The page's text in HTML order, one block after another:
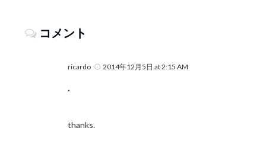
コメント
ricardo 2014年12月5日 at 2:15 AM
.
thanks.